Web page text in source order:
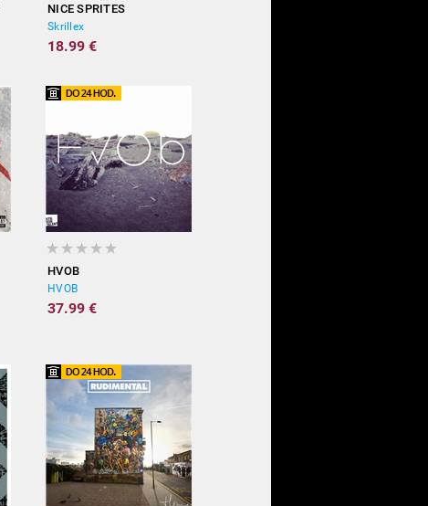
NICE SPRITES
Skrillex
18.99 €
HVOB
HVOB
37.99 €